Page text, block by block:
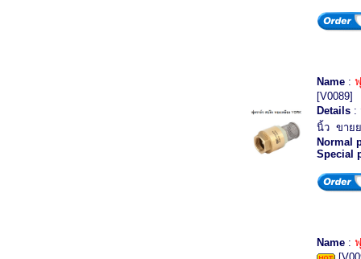
Name :
[V0089]
Details :
นิ้ว ขาย
Normal
Special
Name :